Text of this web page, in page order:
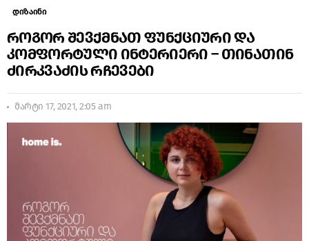
დიზაინი
როგორ შევქმნათ ფუნქციური და
კომფორტული ინტერიერი – თინათინ
ძირკვაძის რჩევები
მარტი 17, 2021, 2:05 am